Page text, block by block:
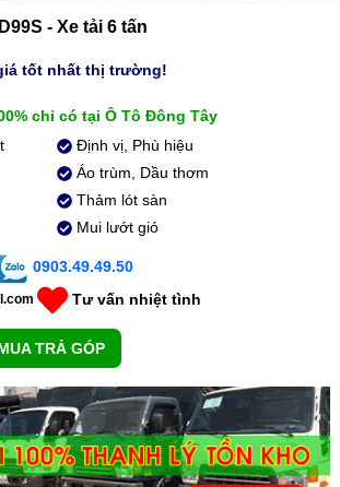
- Xe tải 6 tấn
tốt nhất thị trường!
chỉ có tại Ô Tô Đông Tây
Định vị, Phù hiệu
Áo trùm, Dầu thơm
Thảm lót sàn
Mui lướt gió
0903.49.49.50
Tư vấn nhiệt tình
TRẢ GÓP